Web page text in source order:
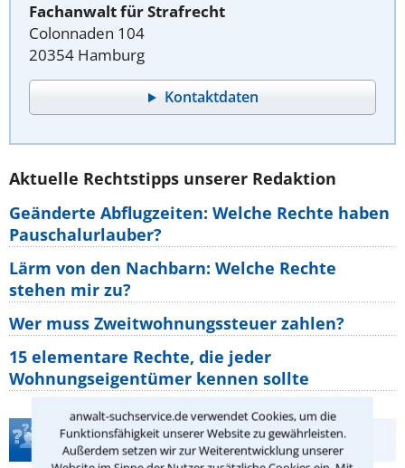
anwalt-suchservice.de verwendet Cookies, um die
Funktionsfähigkeit unserer Website zu gewährleisten.
Außerdem setzen wir zur Weiterentwicklung unserer
Fachanwalt für Strafrecht
Colonnaden 104
20354 Hamburg
Kontaktdaten
Aktuelle Rechtstipps unserer Redaktion
Geänderte Abflugzeiten: Welche Rechte haben
Pauschalurlauber?
Lärm von den Nachbarn: Welche Rechte
stehen mir zu?
Wer muss Zweitwohnungssteuer zahlen?
15 elementare Rechte, die jeder
Wohnungseigentümer kennen sollte
Teste Dein Rechtswissen